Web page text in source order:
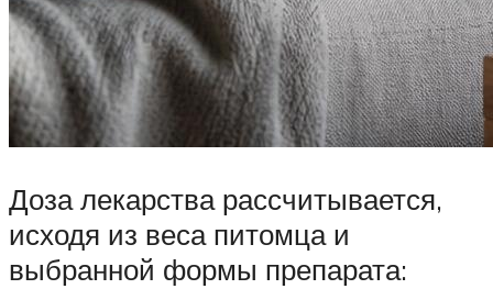
Доза лекарства рассчитывается,
исходя из веса питомца и
выбранной формы препарата: